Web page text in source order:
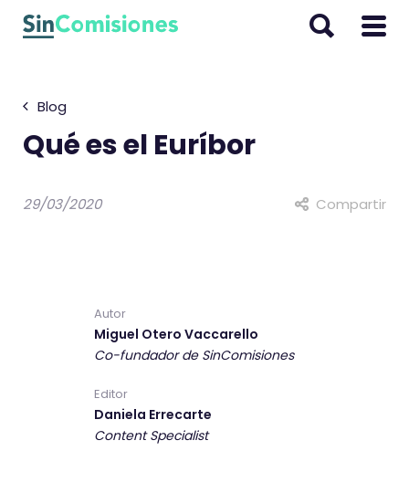
Blog
Qué es el Euríbor
29/03/2020 Compartir
Autor
Miguel Otero Vaccarello
Co-fundador de SinComisiones
Editor
Daniela Errecarte
Content Specialist